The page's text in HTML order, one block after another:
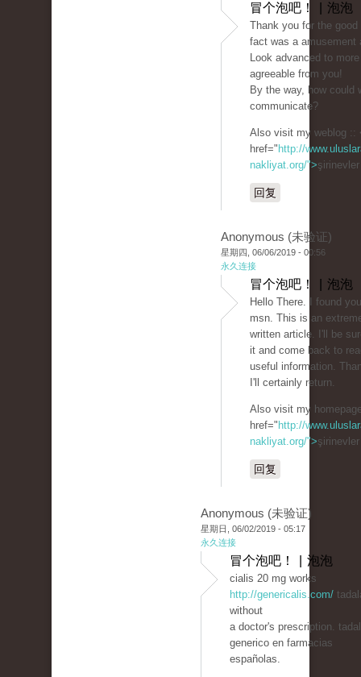
冒个泡吧！ | 泡泡
Thank you for the
fact was a amusement
Look advanced to
agreeable from you!
By the way, how could
communicate?
Also visit my weblog ::
href=" http://
nakliyat.org/">
回复
Anonymous (未验证)
星期四, 06/06/2019 - 00:56
永久连接
冒个泡吧！ | 泡泡
Hello There. I found
msn. This is an
written article. I'll be
it and come back to
useful information.
I'll certainly return.
Also visit my
href=" http://
nakliyat.org/">
回复
Anonymous (未验证)
星期日, 06/02/2019 - 05:17
永久连接
冒个泡吧！ | 泡泡
cialis 20 mg works
http://genericalis.com/
without
a doctor's prescription.
generico en farmacias
españolas.